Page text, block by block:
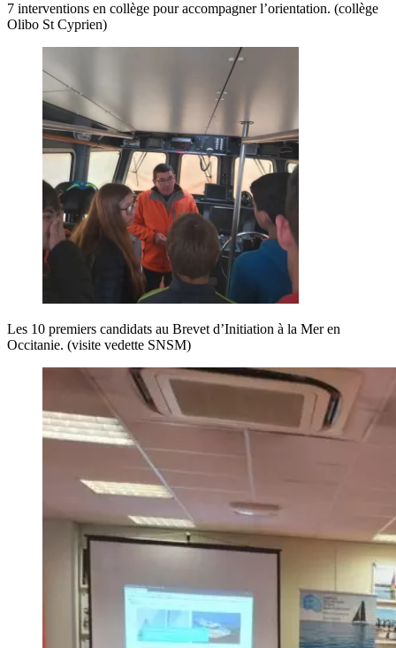
7 interventions en collège pour accompagner l’orientation. (collège
Olibo St Cyprien)
Les 10 premiers candidats au Brevet d’Initiation à la Mer en
Occitanie. (visite vedette SNSM)